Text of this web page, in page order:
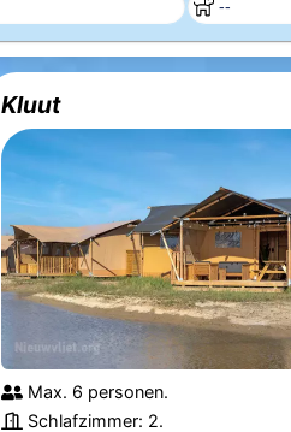
Kluut
Max. 6 personen.
Schlafzimmer: 2.